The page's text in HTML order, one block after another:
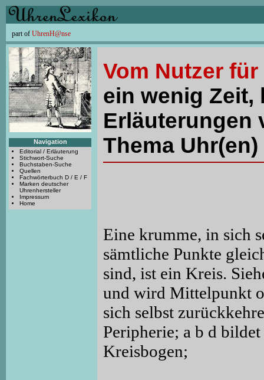
part of UhrenH@nse
Navigation
Editorial / Erläuterung
Stichwort-Suche
Buchstaben-Suche
Quellen
Fachwörterbuch D / E / F
Marken deutscher
Uhrenhersteller
Impressum
Home
Vom Nutzer
ein wenig Zeit,
Erläuterungen
Thema
Eine krumme, in sich
sämtliche Punkte
sind, ist ein Kreis.
und wird Mittelpunkt
sich selbst
Peripherie; a b d
Kreisbogen;